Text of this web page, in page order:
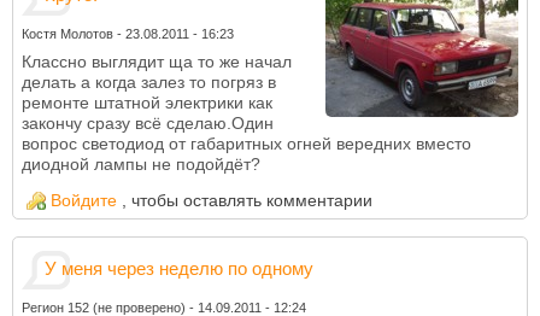
Костя Молотов- 23.08.2011 - 16:23
Классно выглядит ща то же начал
делать а когда залез то погряз в
ремонте штатной электрики как
закончу сразу всё сделаю.Один
вопрос светодиод от габаритных огней вередних вместо
диодной лампы не подойдёт?
Войдите
, чтобы оставлять комментарии
У меня через неделю по одному
Регион 152 (не проверено) - 14.09.2011 - 12:24